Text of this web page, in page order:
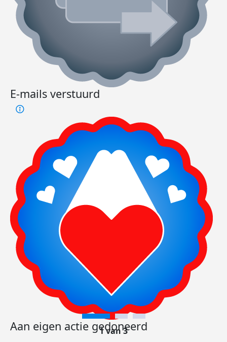
E-mails verstuurd
Aan eigen actie gedoneerd
1 van 3